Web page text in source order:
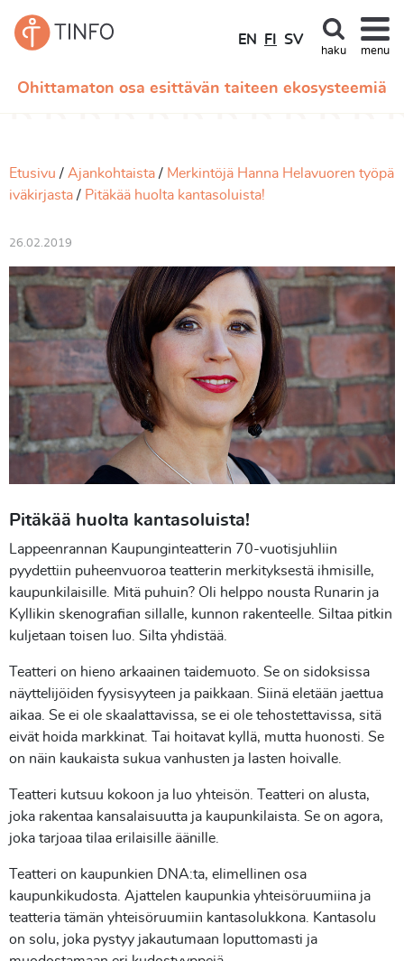
Ohittamaton osa esittävän taiteen ekosysteemiä
EN FI SV
haku menu
Etusivu Ajankohtaista
Merkintöjä Hanna Helavuoren työpä
iväkirjasta
Pitäkää huolta kantasoluista!
26.02.2019
Pitäkää huolta kantasoluista!
Lappeenrannan Kaupunginteatterin 70-vuotisjuhliin
pyydettiin puheenvuoroa teatterin merkityksestä ihmisille,
kaupunkilaisille. Mitä puhuin? Oli helppo nousta Runarin ja
Kyllikin skenografian sillalle, kunnon rakenteelle. Siltaa pitkin
kuljetaan toisen luo. Silta yhdistää.
Teatteri on hieno arkaainen taidemuoto. Se on sidoksissa
näyttelijöiden fyysisyyteen ja paikkaan. Siinä eletään jaettua
aikaa. Se ei ole skaalattavissa, se ei ole tehostettavissa, sitä
eivät hoida markkinat. Tai hoitavat kyllä, mutta huonosti. Se
on näin kaukaista sukua vanhusten ja lasten hoivalle.
Teatteri kutsuu kokoon ja luo yhteisön. Teatteri on alusta,
joka rakentaa kansalaisuutta ja kaupunkilaista. Se on agora,
joka tarjoaa tilaa erilaisille äänille.
Teatteri on kaupunkien DNA:ta, elimellinen osa
kaupunkikudosta. Ajattelen kaupunkia yhteisöruumiina ja
teatteria tämän yhteisöruumiin kantasolukkona. Kantasolu
on solu, joka pystyy jakautumaan loputtomasti ja